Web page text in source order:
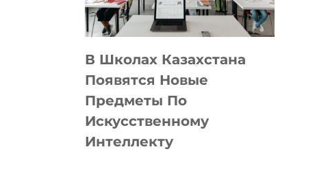
—
МЕЖДУНАРОДНУЮ
ДЛЯ
ТЕХНОЛОГИЧЕСКИХ
СТАРТАПОВ
В Школах Казахстана
Появятся Новые
Предметы По
Искусственному
Интеллекту